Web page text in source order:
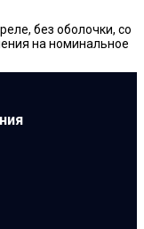
без оболочки, со
на номинальное